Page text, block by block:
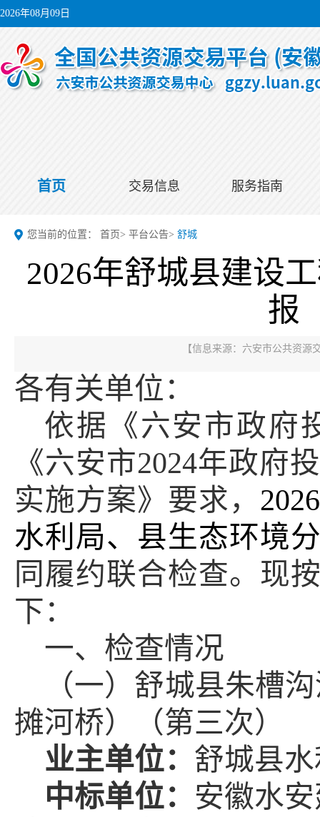
2026年08月09日
首页 交易信息 服务指南
您当前的位置： 首页> 平台公告> 舒城
2026年舒城县建设
报
【信息来源： 六安市公共资源
各有关单位：
依据《六安市政府
《六安市2024年政府
实施方案》要求， 2026
水利局、 县生态环境
同履约联合检查。现
下：
一、检查情况
（一）舒城县朱槽
摊河桥）（第三次）
业主单位： 舒城县
中标单位： 安徽水